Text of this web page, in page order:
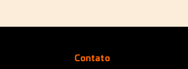
Contato